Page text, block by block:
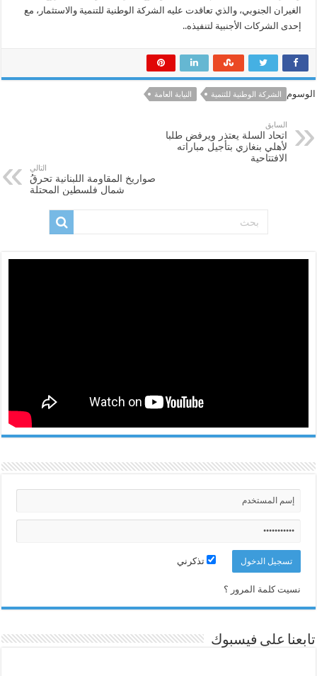
الغيران الجنوبي، والذي تعاقدت عليه الشركة الوطنية للتنمية والاستثمار، مع
إحدى الشركات الأجنبية لتنفيذه..
الوسوم الشركة الوطنية للتنمية النيابة العامة
السابق
اتحاد السلة يعتذر ويرفض طلبا
لأهلي بنغازي بتأجيل مباراته
الافتتاحية
التالي
صواريخ المقاومة اللبنانية تحرقُ
شمال فلسطين المحتلة
تذكرني
نسيت كلمة المرور ؟
تابعنا على فيسبوك